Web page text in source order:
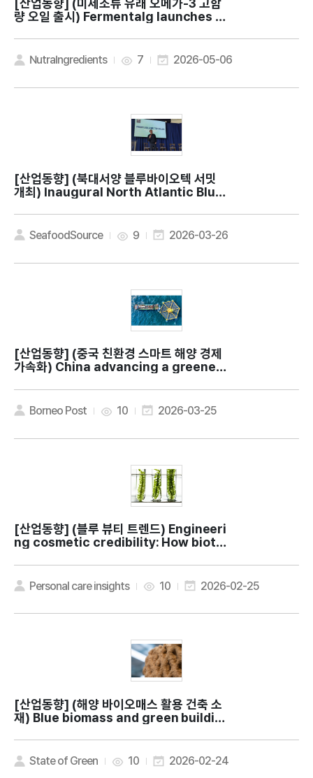
[산업동향]
량 오일 출시) Fermentalg launches hi
NutraIngredients 7 2026-05-06
[산업동향]
개최) Inaugural North Atlantic Blue
eafood industry via tech innovatio
n SeafoodSource 9 2026-03-26
[산업동향]
가속화) China advancing a greener,
Borneo Post 10 2026-03-25
[산업동향]
ng cosmetic credibility: How biote
Personal care insights 10 2026-02-25
[산업동향]
재) Blue biomass and green buildin
ntial for using ocean resources as
building materials
State of Green 10 2026-02-24